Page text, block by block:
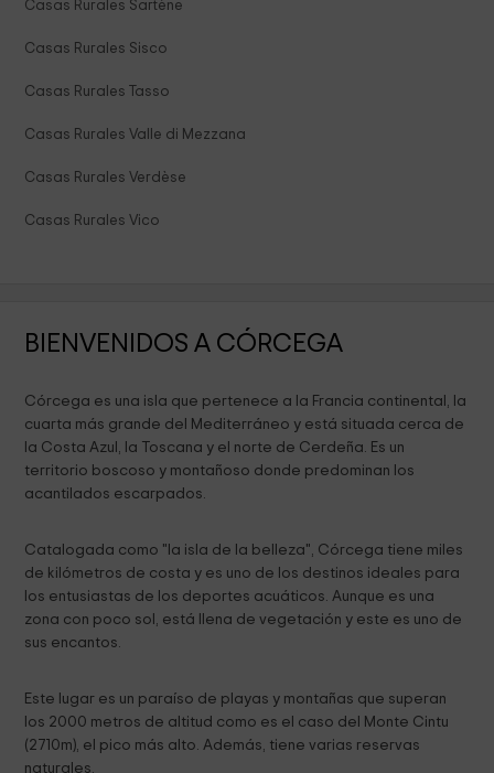
Casas Rurales Sartène
Casas Rurales Sisco
Casas Rurales Tasso
Casas Rurales Valle di Mezzana
Casas Rurales Verdèse
Casas Rurales Vico
BIENVENIDOS A CÓRCEGA
Córcega es una isla que pertenece a la Francia continental, la
cuarta más grande del Mediterráneo y está situada cerca de
la Costa Azul, la Toscana y el norte de Cerdeña. Es un
territorio boscoso y montañoso donde predominan los
acantilados escarpados.
Catalogada como "la isla de la belleza", Córcega tiene miles
de kilómetros de costa y es uno de los destinos ideales para
los entusiastas de los deportes acuáticos. Aunque es una
zona con poco sol, está llena de vegetación y este es uno de
sus encantos.
Este lugar es un paraíso de playas y montañas que superan
los 2000 metros de altitud como es el caso del Monte Cintu
(2710m), el pico más alto. Además, tiene varias reservas
naturales.